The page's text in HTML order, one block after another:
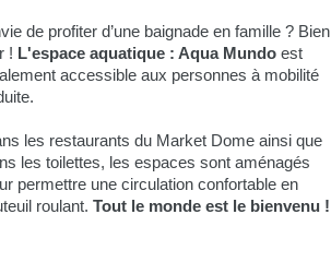
de profiter d’une baignade en famille ? Bien
! L'espace aquatique : Aqua Mundo est
accessible aux personnes à mobilité
les restaurants du Market Dome ainsi que
les toilettes, les espaces sont aménagés
permettre une circulation confortable en
roulant.Tout le monde est le bienvenu !